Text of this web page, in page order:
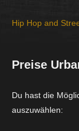
Hip Hop and
Preise
Du hast die
auszuwählen: